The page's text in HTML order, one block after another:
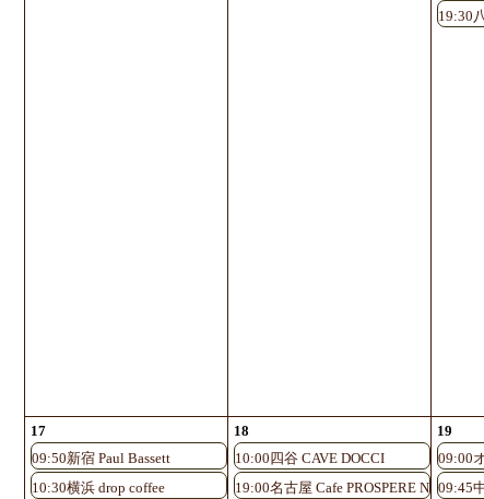
19:30
17
09:50新宿 Paul Bassett
10:30横浜 drop coffee
18
10:00四谷 CAVE DOCCI
19:00名古屋 Cafe PROSPERE Nayabashi
19
09:00
09:45